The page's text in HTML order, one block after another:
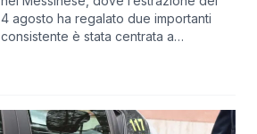
agosto ha regalato due importanti
è stata centrata a